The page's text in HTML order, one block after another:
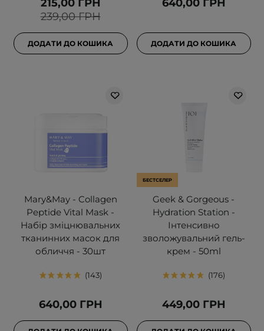
239,00 ГРН
215,00 ГРН
ДОДАТИ ДО КОШИКА
640,00 ГРН
ДОДАТИ ДО КОШИКА
Mary&May - Collagen
Peptide Vital Mask -
Набір зміцнювальних
тканинних масок для
обличчя - 30шт
143
640,00 ГРН
БЕСТСЕЛЕР
Geek & Gorgeous -
Hydration Station -
Інтенсивно
зволожувальний гель-
крем - 50ml
176
449,00 ГРН